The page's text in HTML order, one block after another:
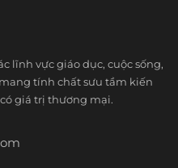
lĩnh vực giáo dục, cuộc sống,
tính chất sưu tầm kiến
giá trị thương mại.